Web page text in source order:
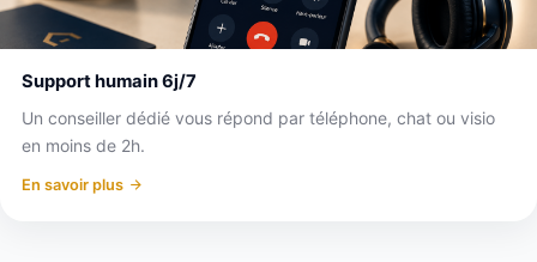
Support humain 6j/7
Un conseiller dédié vous répond par téléphone, chat ou visio
en moins de 2h.
En savoir plus